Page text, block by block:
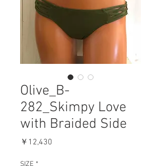
Olive_B-
282_Skimpy Love
with Braided Side
￥12,430
SIZE *